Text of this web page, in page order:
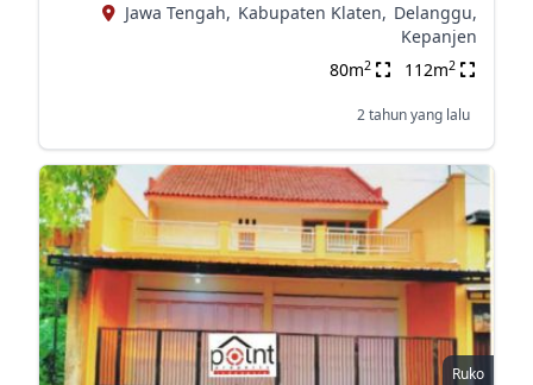
Jawa Tengah, Kabupaten Klaten, Delanggu,
Kepanjen
80m2 112m2
2 tahun yang lalu
Ruko